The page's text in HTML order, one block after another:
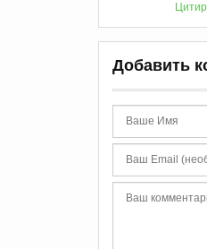
Добавить